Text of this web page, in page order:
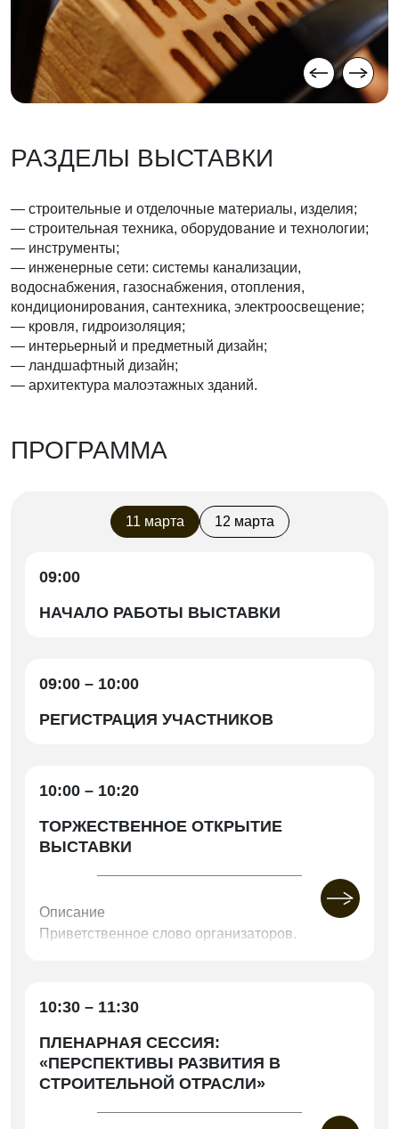
РАЗДЕЛЫ ВЫСТАВКИ
— строительные и отделочные материалы, изделия;
— строительная техника, оборудование и технологии;
— инструменты;
— инженерные сети: системы канализации,
водоснабжения, газоснабжения, отопления,
кондиционирования, сантехника, электроосвещение;
— кровля, гидроизоляция;
— интерьерный и предметный дизайн;
— ландшафтный дизайн;
— архитектура малоэтажных зданий.
ПРОГРАММА
11 марта 12 марта
09:00
НАЧАЛО РАБОТЫ ВЫСТАВКИ
09:00 – 10:00
РЕГИСТРАЦИЯ УЧАСТНИКОВ
10:00 – 10:20
ТОРЖЕСТВЕННОЕ ОТКРЫТИЕ
ВЫСТАВКИ
Описание
Приветственное слово организаторов.
10:30 – 11:30
ПЛЕНАРНАЯ СЕССИЯ:
«ПЕРСПЕКТИВЫ РАЗВИТИЯ В
СТРОИТЕЛЬНОЙ ОТРАСЛИ»